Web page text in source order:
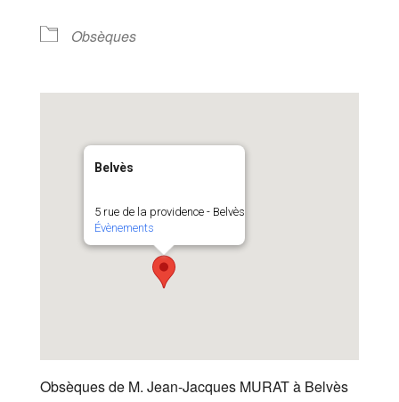
Obsèques
Belvès
5 rue de la providence - Belvès
Évènements
Obsèques de M. Jean-Jacques MURAT à Belvès